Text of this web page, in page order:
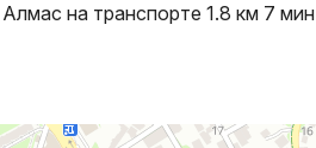
Алмас на транспорте 1.8 км 7 мин